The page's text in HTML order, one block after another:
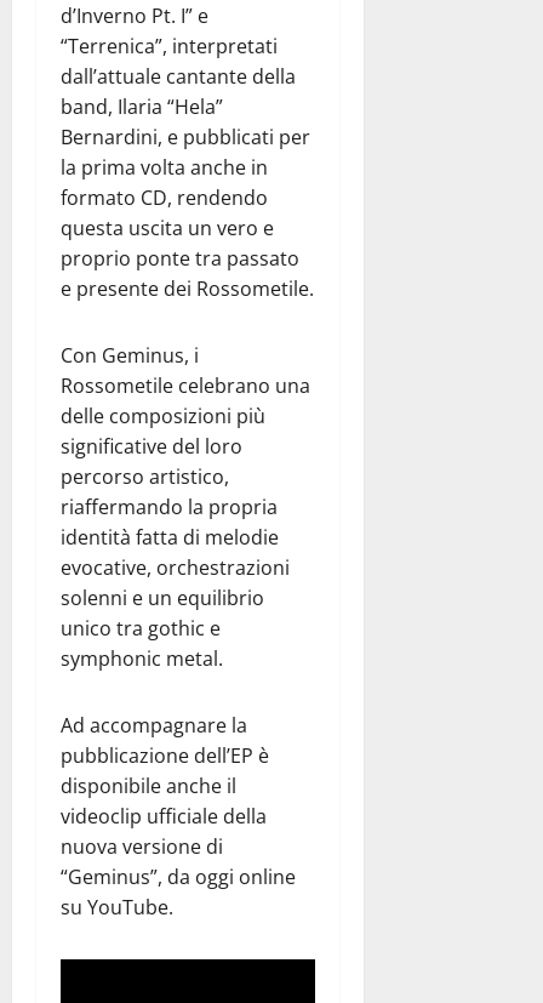
d’Inverno Pt. I” e
“Terrenica”, interpretati
dall’attuale cantante della
band, Ilaria “Hela”
Bernardini, e pubblicati per
la prima volta anche in
formato CD, rendendo
questa uscita un vero e
proprio ponte tra passato
e presente dei Rossometile.
Con Geminus, i
Rossometile celebrano una
delle composizioni più
significative del loro
percorso artistico,
riaffermando la propria
identità fatta di melodie
evocative, orchestrazioni
solenni e un equilibrio
unico tra gothic e
symphonic metal.
Ad accompagnare la
pubblicazione dell’EP è
disponibile anche il
videoclip ufficiale della
nuova versione di
“Geminus”, da oggi online
su YouTube.